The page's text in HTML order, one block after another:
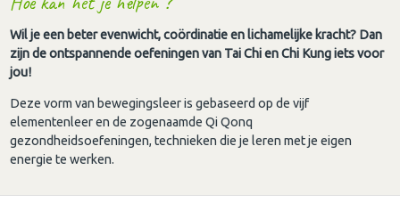
Wil je een beter evenwicht, coördinatie en lichamelijke kracht? Dan
zijn de ontspannende oefeningen van Tai Chi en Chi Kung iets voor
jou!
Deze vorm van bewegingsleer is gebaseerd op de vijf
elementenleer en de zogenaamde Qi Qonq
gezondheidsoefeningen, technieken die je leren met je eigen
energie te werken.